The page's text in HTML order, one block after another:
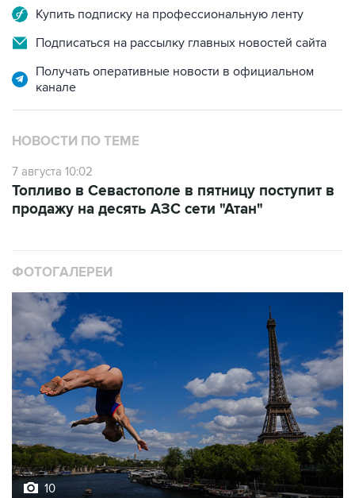
Купить подписку на профессиональную ленту
Подписаться на рассылку главных новостей сайта
Получать оперативные новости в официальном
канале
НОВОСТИ ПО ТЕМЕ
7 августа 10:02
Топливо в Севастополе в пятницу поступит в
продажу на десять АЗС сети "Атан"
ФОТОГАЛЕРЕИ
10